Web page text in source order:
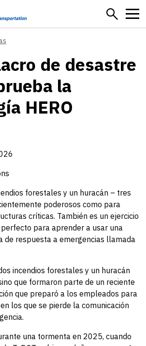
de desastre
la
HERO
forestales y un huracán – tres
poderosos como para
críticas. También es un ejercicio
para aprender a usar una
de respuesta a emergencias llamada
incendios forestales y un huracán
que formaron parte de un reciente
que preparó a los empleados para
los que se pierde la comunicación
una tormenta en 2025, cuando